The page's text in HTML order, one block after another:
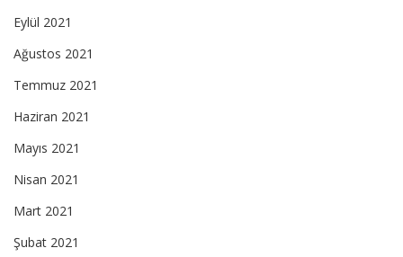
Eylül 2021
Ağustos 2021
Temmuz 2021
Haziran 2021
Mayıs 2021
Nisan 2021
Mart 2021
Şubat 2021